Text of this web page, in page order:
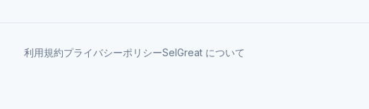
利用規約プライバシーポリシーSelGreat について